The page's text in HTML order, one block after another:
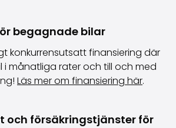
begagnade bilar
konkurrensutsatt finansiering där
i månatliga rater och till och med
Läs mer om finansiering här.
och försäkringstjänster för